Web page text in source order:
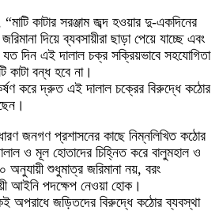
কাটার সরঞ্জাম জব্দ হওয়ার দু-একদিনের
দিয়ে ব্যবসায়ীরা ছাড়া পেয়ে যাচ্ছে এবং
দিন এই দালাল চক্র সক্রিয়ভাবে সহযোগিতা
কাটা বন্ধ হবে না।
করে দ্রুত এই দালাল চক্রের বিরুদ্ধে কঠোর
জনগণ প্রশাসনের কাছে নিম্নলিখিত কঠোর
ও মূল হোতাদের চিহ্নিত করে বালুমহাল ও
শুধুমাত্র জরিমানা নয়, বরং
আইনি পদক্ষেপ নেওয়া হোক।
অপরাধে জড়িতদের বিরুদ্ধে কঠোর ব্যবস্থা